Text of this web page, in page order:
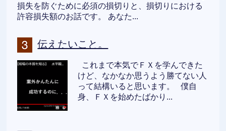
損失を防ぐために必須の損切りと、損切りにおける
許容損失額のお話です。 あなた...
伝えたいこと。
これまで本気でＦＸを学んできた
けど、なかなか思うよう勝てない人
って結構いると思います。 僕自
身、ＦＸを始めたばかり...